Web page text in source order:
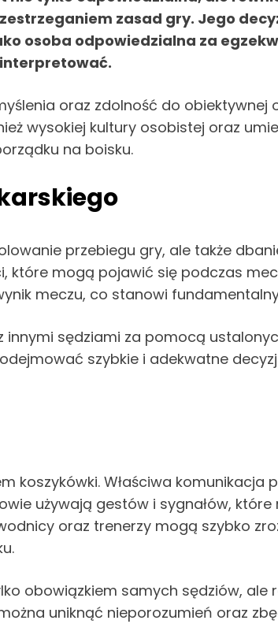
zasad gry. Jego
osoba odpowiedzialna za
oraz zdolność do
wysokiej kultury osobistej oraz
na boisku.
przebiegu gry, ale także
które mogą pojawić się podczas
meczu, co stanowi
sędziami za pomocą
szybkie i adekwatne
koszykówki. Właściwa
używają gestów i sygnałów,
oraz trenerzy mogą szybko
obowiązkiem samych sędziów,
uniknąć nieporozumień oraz